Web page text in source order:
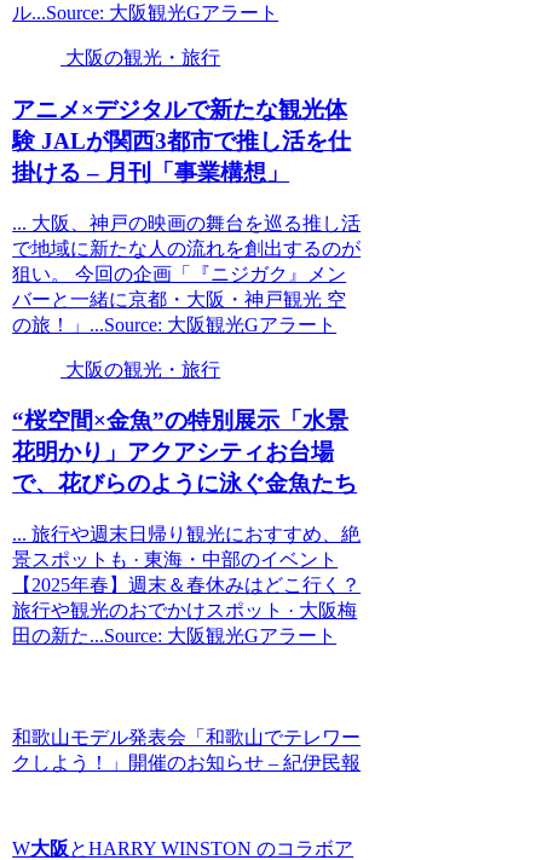
ル...Source: 大阪観光Gアラート
大阪の観光・旅行
アニメ×デジタルで新たな観光体
験 JALが関西3都市で推し活を仕
掛ける – 月刊「事業構想」
... 大阪、神戸の映画の舞台を巡る推し活
で地域に新たな人の流れを創出するのが
狙い。 今回の企画「『ニジガク』メン
バーと一緒に京都・大阪・神戸観光 空
の旅！」...Source: 大阪観光Gアラート
大阪の観光・旅行
“桜空間×金魚”の特別展示「水景
花明かり」アクアシティお台場
で、花びらのように泳ぐ金魚たち
... 旅行や週末日帰り観光におすすめ、絶
景スポットも · 東海・中部のイベント
【2025年春】週末＆春休みはどこ行く？
旅行や観光のおでかけスポット · 大阪梅
田の新た...Source: 大阪観光Gアラート
和歌山モデル発表会「和歌山でテレワー
クしよう！」開催のお知らせ – 紀伊民報
W大阪とHARRY WINSTON のコラボア